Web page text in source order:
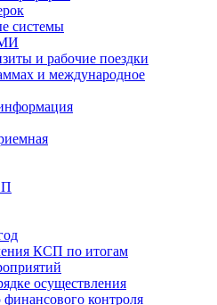
системы
и рабочие поездки
и международное
КСП по итогам
осуществления
контроля